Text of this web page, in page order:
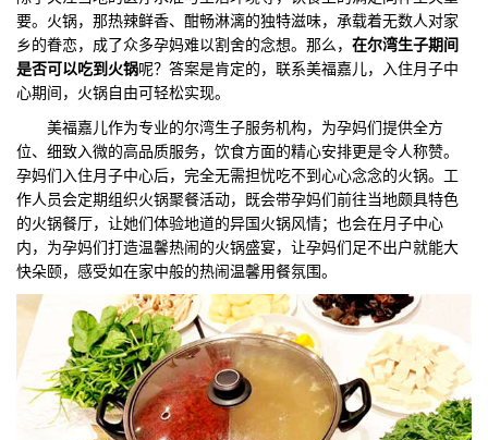
要。火锅，那热辣鲜香、酣畅淋漓的独特滋味，承载着无数人对家
乡的眷恋，成了众多孕妈难以割舍的念想。那么， 在尔湾生子期间
是否可以吃到火锅呢？答案是肯定的，联系美福嘉儿，入住月子中
心期间，火锅自由可轻松实现。
美福嘉儿作为专业的尔湾生子服务机构，为孕妈们提供全方
位、细致入微的高品质服务，饮食方面的精心安排更是令人称赞。
孕妈们入住月子中心后，完全无需担忧吃不到心心念念的火锅。工
作人员会定期组织火锅聚餐活动，既会带孕妈们前往当地颇具特色
的火锅餐厅，让她们体验地道的异国火锅风情；也会在月子中心
内，为孕妈们打造温馨热闹的火锅盛宴，让孕妈们足不出户就能大
快朵颐，感受如在家中般的热闹温馨用餐氛围。